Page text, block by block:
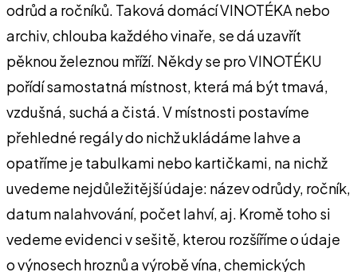
odrůd a ročníků. Taková domácí VINOTÉKA nebo
archiv, chlouba každého vinaře, se dá uzavřít
pěknou železnou mříží. Někdy se pro VINOTÉKU
pořídí samostatná místnost, která má být tmavá,
vzdušná, suchá a čistá. V místnosti postavíme
přehledné regály do nichž ukládáme lahve a
opatříme je tabulkami nebo kartičkami, na nichž
uvedeme nejdůležitější údaje: název odrůdy, ročník,
datum nalahvování, počet lahví, aj. Kromě toho si
vedeme evidenci v sešitě, kterou rozšíříme o údaje
o výnosech hroznů a výrobě vína, chemických